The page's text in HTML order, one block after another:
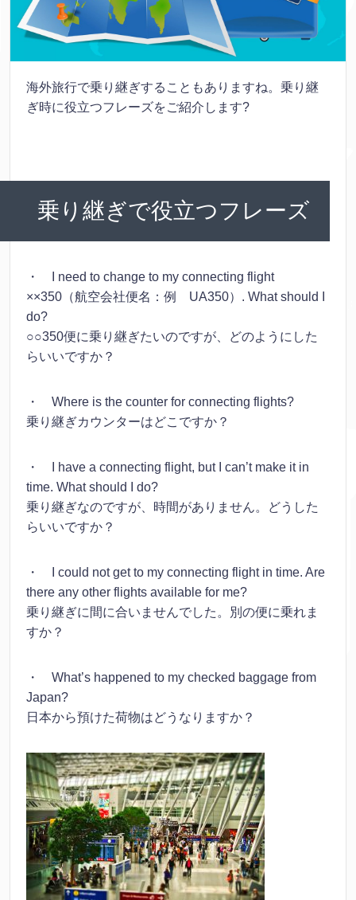
海外旅行で乗り継ぎすることもありますね。乗り継
ぎ時に役立つフレーズをご紹介します?
乗り継ぎで役立つフレーズ
・ I need to change to my connecting flight
××350（航空会社便名：例 UA350）. What should I
do?
○○350便に乗り継ぎたいのですが、どのようにした
らいいですか？
・ Where is the counter for connecting flights?
乗り継ぎカウンターはどこですか？
・ I have a connecting flight, but I can’t make it in
time. What should I do?
乗り継ぎなのですが、時間がありません。どうした
らいいですか？
・ I could not get to my connecting flight in time. Are
there any other flights available for me?
乗り継ぎに間に合いませんでした。別の便に乗れま
すか？
・ What’s happened to my checked baggage from
Japan?
日本から預けた荷物はどうなりますか？